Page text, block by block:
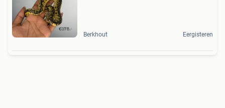
Berkhout Eergisteren